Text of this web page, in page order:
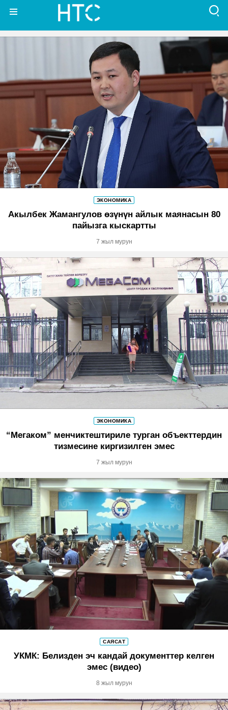
ЭКОНОМИКА
Акылбек Жамангулов өзүнүн айлык маянасын 80
пайызга кыскартты
7 жыл мурун
ЭКОНОМИКА
“Мегаком” менчиктештириле турган объекттердин
тизмесине киргизилген эмес
7 жыл мурун
САЯСАТ
УКМК: Белизден эч кандай документтер келген
эмес (видео)
8 жыл мурун